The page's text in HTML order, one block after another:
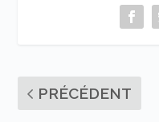
PRÉCÉDENT